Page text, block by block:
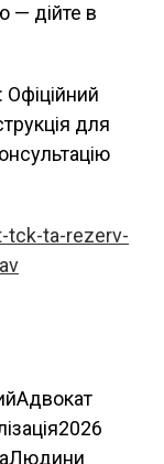
— дійте в
для
tck-ta-rezerv-